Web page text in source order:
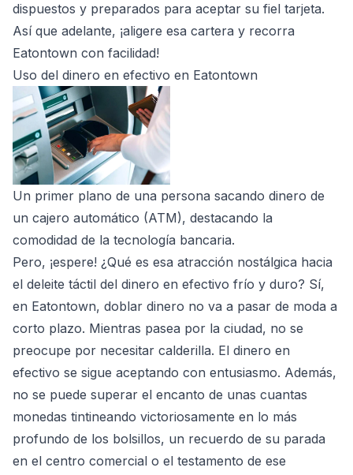
dispuestos y preparados para aceptar su fiel tarjeta.
Así que adelante, ¡aligere esa cartera y recorra
Eatontown con facilidad!
Uso del dinero en efectivo en Eatontown
Un primer plano de una persona sacando dinero de
un cajero automático (ATM), destacando la
comodidad de la tecnología bancaria.
Pero, ¡espere! ¿Qué es esa atracción nostálgica hacia
el deleite táctil del dinero en efectivo frío y duro? Sí,
en Eatontown, doblar dinero no va a pasar de moda a
corto plazo. Mientras pasea por la ciudad, no se
preocupe por necesitar calderilla. El dinero en
efectivo se sigue aceptando con entusiasmo. Además,
no se puede superar el encanto de unas cuantas
monedas tintineando victoriosamente en lo más
profundo de los bolsillos, un recuerdo de su parada
en el centro comercial o el testamento de ese